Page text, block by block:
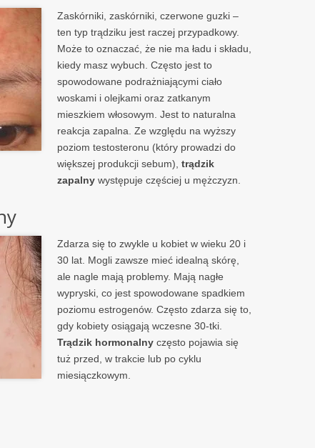
Zaskórniki, zaskórniki, czerwone guzki –
ten typ trądziku jest raczej przypadkowy.
Może to oznaczać, że nie ma ładu i składu,
kiedy masz wybuch. Często jest to
spowodowane podrażniającymi ciało
woskami i olejkami oraz zatkanym
mieszkiem włosowym. Jest to naturalna
reakcja zapalna. Ze względu na wyższy
poziom testosteronu (który prowadzi do
większej produkcji sebum),trądzik
zapalny występuje częściej u mężczyzn.
Zdarza się to zwykle u kobiet w wieku 20 i
30 lat. Mogli zawsze mieć idealną skórę,
ale nagle mają problemy. Mają nagłe
wypryski, co jest spowodowane spadkiem
poziomu estrogenów. Często zdarza się to,
gdy kobiety osiągają wczesne 30-tki.
Trądzik hormonalny często pojawia się
tuż przed, w trakcie lub po cyklu
miesiączkowym.